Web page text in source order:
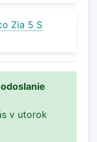
Zia 5 S
v utorok